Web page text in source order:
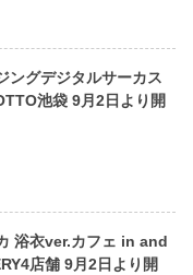
ングデジタルサーカス
池袋 9月2日より開
浴衣ver.カフェ in and
店舗 9月2日より開